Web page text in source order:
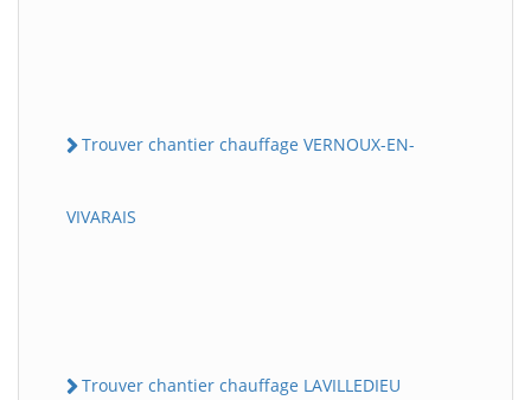
Trouver chantier chauffage VERNOUX-EN-
VIVARAIS
Trouver chantier chauffage LAVILLEDIEU